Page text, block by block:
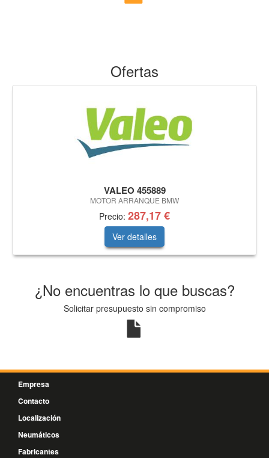
Ofertas
VALEO 455889
MOTOR ARRANQUE BMW
Precio: 287,17 €
Ver detalles
¿No encuentras lo que buscas?
Solicitar presupuesto sin compromiso
Empresa
Contacto
Localización
Neumáticos
Fabricantes